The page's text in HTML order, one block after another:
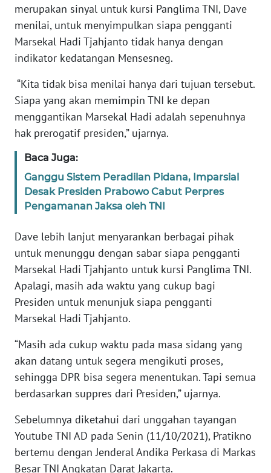
merupakan sinyal untuk kursi Panglima TNI, Dave
menilai, untuk menyimpulkan siapa pengganti
Marsekal Hadi Tjahjanto tidak hanya dengan
indikator kedatangan Mensesneg.
“Kita tidak bisa menilai hanya dari tujuan tersebut.
Siapa yang akan memimpin TNI ke depan
menggantikan Marsekal Hadi adalah sepenuhnya
hak prerogatif presiden,” ujarnya.
Baca Juga:
Ganggu Sistem Peradilan Pidana, Imparsial
Desak Presiden Prabowo Cabut Perpres
Pengamanan Jaksa oleh TNI
Dave lebih lanjut menyarankan berbagai pihak
untuk menunggu dengan sabar siapa pengganti
Marsekal Hadi Tjahjanto untuk kursi Panglima TNI.
Apalagi, masih ada waktu yang cukup bagi
Presiden untuk menunjuk siapa pengganti
Marsekal Hadi Tjahjanto.
“Masih ada cukup waktu pada masa sidang yang
akan datang untuk segera mengikuti proses,
sehingga DPR bisa segera menentukan. Tapi semua
berdasarkan suppres dari Presiden,” ujarnya.
Sebelumnya diketahui dari unggahan tayangan
Youtube TNI AD pada Senin (11/10/2021), Pratikno
bertemu dengan Jenderal Andika Perkasa di Markas
Besar TNI Angkatan Darat Jakarta.
BANTEN
WN
NTT
WN
KEPRI
WN
WN
PAPUA
BARAT
WN
RIAU
WN
SERAMBI
WN
JAMBI
WN
SULTRA
WN